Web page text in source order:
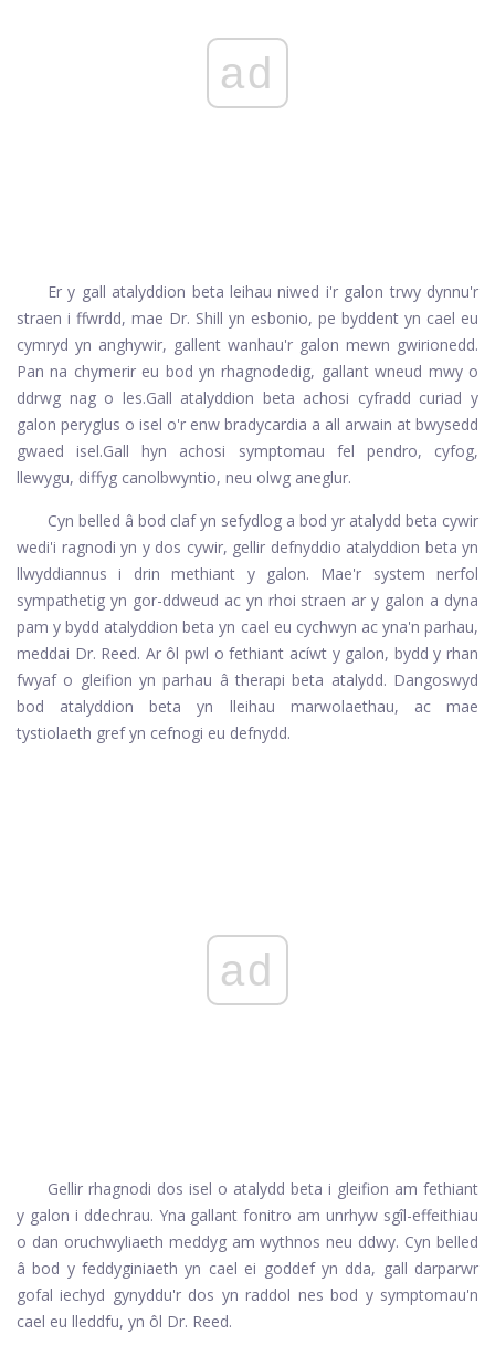
ad
Er y gall atalyddion beta leihau niwed i'r galon trwy dynnu'r
straen i ffwrdd, mae Dr. Shill yn esbonio, pe byddent yn cael eu
cymryd yn anghywir, gallent wanhau'r galon mewn gwirionedd.
Pan na chymerir eu bod yn rhagnodedig, gallant wneud mwy o
ddrwg nag o les.Gall atalyddion beta achosi cyfradd curiad y
galon peryglus o isel o'r enw bradycardia a all arwain at bwysedd
gwaed isel.Gall hyn achosi symptomau fel pendro, cyfog,
llewygu, diffyg canolbwyntio, neu olwg aneglur.
Cyn belled â bod claf yn sefydlog a bod yr atalydd beta cywir
wedi'i ragnodi yn y dos cywir, gellir defnyddio atalyddion beta yn
llwyddiannus i drin methiant y galon. Mae'r system nerfol
sympathetig yn gor-ddweud ac yn rhoi straen ar y galon a dyna
pam y bydd atalyddion beta yn cael eu cychwyn ac yna'n parhau,
meddai Dr. Reed. Ar ôl pwl o fethiant acíwt y galon, bydd y rhan
fwyaf o gleifion yn parhau â therapi beta atalydd. Dangoswyd
bod atalyddion beta yn lleihau marwolaethau, ac mae
tystiolaeth gref yn cefnogi eu defnydd.
ad
Gellir rhagnodi dos isel o atalydd beta i gleifion am fethiant
y galon i ddechrau. Yna gallant fonitro am unrhyw sgîl-effeithiau
o dan oruchwyliaeth meddyg am wythnos neu ddwy. Cyn belled
â bod y feddyginiaeth yn cael ei goddef yn dda, gall darparwr
gofal iechyd gynyddu'r dos yn raddol nes bod y symptomau'n
cael eu lleddfu, yn ôl Dr. Reed.